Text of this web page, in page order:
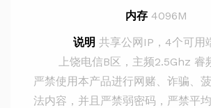
内存4096M
说明 共享公网IP，4个可用
上饶电信B区，主频2.5Ghz 睿
严禁使用本产品进行网赌、诈骗、
法内容，并且严禁弱密码，严禁平